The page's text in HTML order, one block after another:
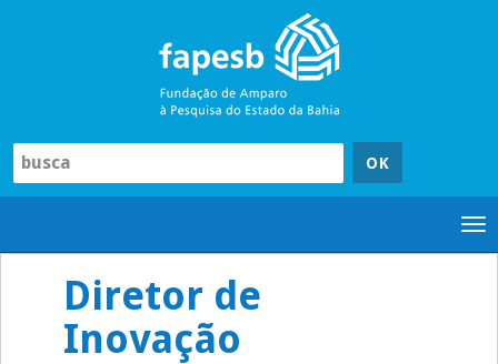
Diretor de
Inovação